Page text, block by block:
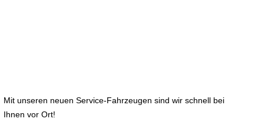
Mit unseren neuen Service-Fahrzeugen sind wir schnell bei
Ihnen vor Ort!